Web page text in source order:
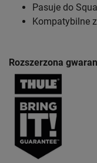
Pasuje do
Kompatybilne
Rozszerzona